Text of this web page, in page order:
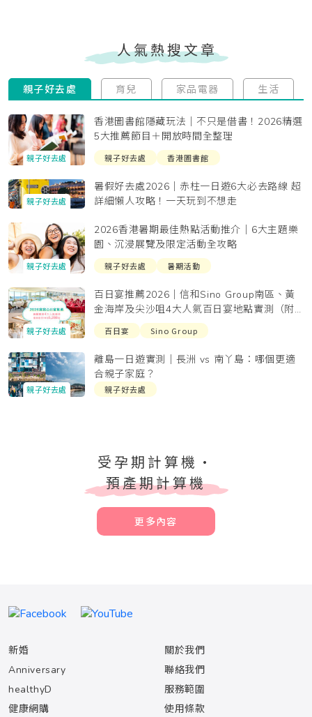
人氣熱搜文章
親子好去處 育兒 家品電器 生活
親子好去處
香港圖書館隱藏玩法｜不只是借書！2026精選
5大推薦節目＋開放時間全整理
親子好去處 香港圖書館
親子好去處
暑假好去處2026｜赤柱一日遊6大必去路線 超
詳細懶人攻略！一天玩到不想走
親子好去處
2026香港暑期最佳熱點活動推介｜6大主題樂
園、沉浸展覽及限定活動全攻略
親子好去處 暑期活動
親子好去處
百日宴推薦2026｜信和Sino Group南區、黃
金海岸及尖沙咀4大人氣百日宴地點實測（附
套餐價錢及預約）
百日宴 Sino Group
親子好去處
離島一日遊實測｜長洲 vs 南丫島：哪個更適
合親子家庭？
親子好去處
受孕期計算機•
預產期計算機
更多內容
新婚
Anniversary
healthyD
健康網購
關於我們
聯絡我們
服務範圍
使用條款